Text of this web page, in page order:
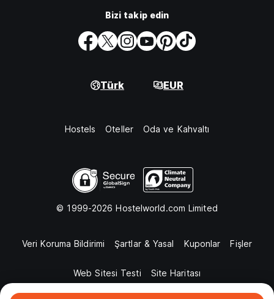
Bizi takip edin
Türk EUR
Hostels Oteller Oda ve Kahvaltı
© 1999-2026 Hostelworld.com Limited
Veri Koruma Bildirimi Şartlar & Yasal Kuponlar Fişler
Web Sitesi Testi Site Haritası